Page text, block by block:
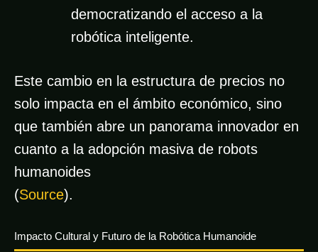
democratizando el acceso a la
robótica inteligente.
Este cambio en la estructura de precios no
solo impacta en el ámbito económico, sino
que también abre un panorama innovador en
cuanto a la adopción masiva de robots
humanoides
(Source).
Impacto Cultural y Futuro de la Robótica Humanoide